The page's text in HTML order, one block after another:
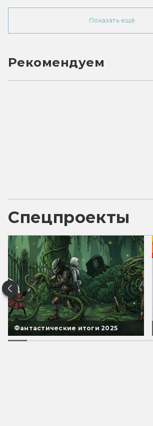
Показать ещё
Рекомендуем
Спецпроекты
Фантастические итоги 2025